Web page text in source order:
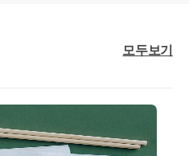
모두보기